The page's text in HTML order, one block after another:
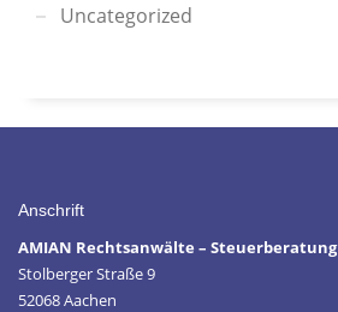
Uncategorized
Anschrift
AMIAN Rechtsanwälte – Steuerberatung
Stolberger Straße 9
52068 Aachen